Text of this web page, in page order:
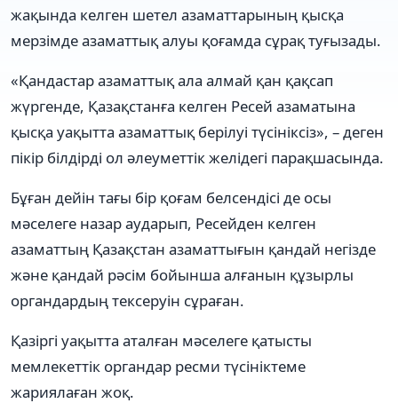
жақында келген шетел азаматтарының қысқа
мерзімде азаматтық алуы қоғамда сұрақ туғызады.
«Қандастар азаматтық ала алмай қан қақсап
жүргенде, Қазақстанға келген Ресей азаматына
қысқа уақытта азаматтық берілуі түсініксіз», – деген
пікір білдірді ол әлеуметтік желідегі парақшасында.
Бұған дейін тағы бір қоғам белсендісі де осы
мәселеге назар аударып, Ресейден келген
азаматтың Қазақстан азаматтығын қандай негізде
және қандай рәсім бойынша алғанын құзырлы
органдардың тексеруін сұраған.
Қазіргі уақытта аталған мәселеге қатысты
мемлекеттік органдар ресми түсініктеме
жариялаған жоқ.